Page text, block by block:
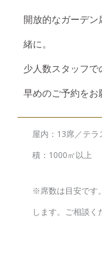
開放的なガーデ
緒に。
少人数スタッフ
早めのご予約をお
屋内：13席／テ
積：1000㎡以上
※席数は目安です
します。ご相談く